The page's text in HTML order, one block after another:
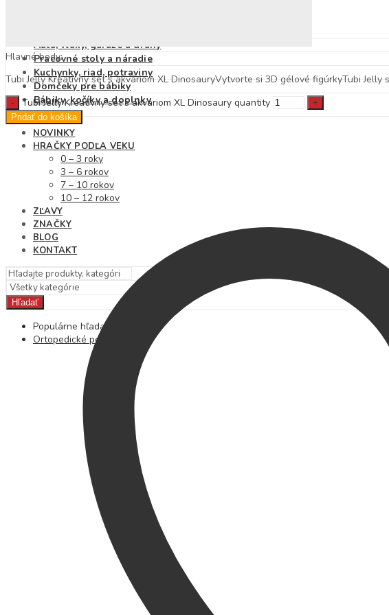
Autá, vlaky, garáže a dráhy
Pracovné stoly a náradie
Kuchynky, riad, potraviny
Domčeky pre bábiky
Bábiky, kočíky a doplnky
NOVINKY
HRAČKY PODĽA VEKU
0 – 3 roky
3 – 6 rokov
7 – 10 rokov
10 – 12 rokov
ZĽAVY
ZNAČKY
BLOG
KONTAKT
Hľadať
Populárne hľadania
Ortopedické podložky
Hlavné body:
Tubi Jelly Kreatívny set s akváriom XL DinosauryVytvorte si 3D gélové figúrkyTubi
Tubi Jelly Kreatívny set s akváriom XL Dinosaury quantity
Pridať do košíka